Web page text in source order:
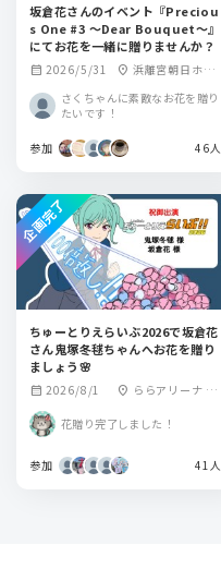
坂倉花さんのイベント『Preciou
s One #3 ～Dear Bouquet～』
にてお花を一緒に贈りませんか？
calendar_month 2026/5/31 location_on 浜離宮朝日ホー
ル 小ホール
さくちゃんに素敵なお花を贈り
たいです！
参加 46人
ちゅーとりえらいぶ2026で坂倉花
さん鬼塚冬毬ちゃんへお花を贈り
ましょう🌸
calendar_month 2026/8/1 location_on ららアリーナ 東
花贈り完了しました！
参加 41人
企画完了